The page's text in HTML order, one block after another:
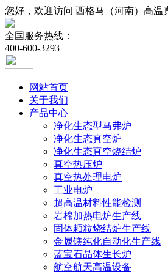
您好，欢迎访问 西格马（河南）高温
全国服务热线：
400-600-3293
网站首页
关于我们
产品中心
净化生态型马弗炉
净化生态真空炉
净化生态真空烧结炉
真空热压炉
真空热处理电炉
工业电炉
超高温材料性能检测
岩棉加热电炉生产线
固体颗粒烧结炉生产线
金属镁纯化自动化生产线
蓝宝石晶体生长炉
航空航天高温设备